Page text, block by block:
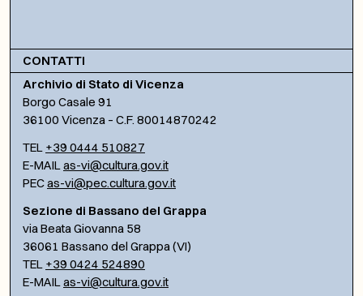
CONTATTI
Archivio di Stato di Vicenza
Borgo Casale 91
36100 Vicenza – C.F. 80014870242
TEL +39 0444 510827
E-MAILas-vi@cultura.gov.it
PECas-vi@pec.cultura.gov.it
Sezione di Bassano del Grappa
via Beata Giovanna 58
36061 Bassano del Grappa (VI)
TEL +39 0424 524890
E-MAILas-vi@cultura.gov.it